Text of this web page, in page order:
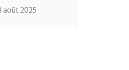
août 2025